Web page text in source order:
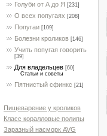
Голуби от А до Я [231]
О всех попугаях [208]
Попугаи [109]
Болезни кроликов [146]
Учить попугая говорить
[39]
Для владельцев [60]
Статьи и советы
Пятнистый сфинкс [21]
Пищеварение у кроликов
Класс коралловые полипы
Заразный насморк AVG